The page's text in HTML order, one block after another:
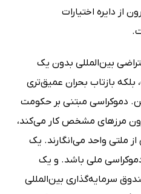
از دایره اختیارات
بین‌المللى بدون یک
بازتاب بحران عمیق‌ترى
دموکراسى مبتنى بر حکومت
مرزهاى مشخص کار مى‌کند،
ملتى واحد مى‌انگارند. یک
ملى باشد. و یک
سرمایه‌گذارى بین‌المللى